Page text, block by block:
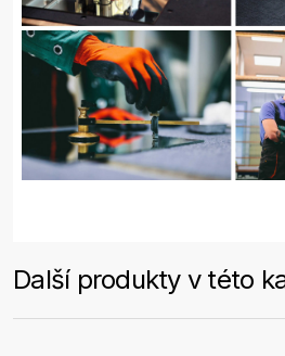
Další produkty v této